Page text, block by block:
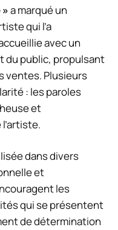
a marqué un
qui l’a
avec un
du public, propulsant
ventes. Plusieurs
: les paroles
et
dans divers
et
les
qui se présentent
de détermination